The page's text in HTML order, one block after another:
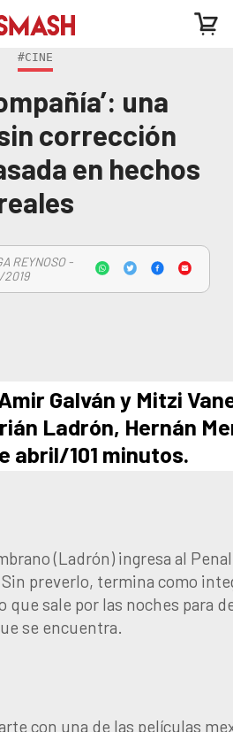
#CINE
una
corrección
en hechos
REYNOSO -
2019
Galván y Mitzi
Ladrón, Hernán
abril/101 minutos.
(Ladrón) ingresa al
preverlo, termina como
que sale por las noches para
se encuentra.
con una de las películas